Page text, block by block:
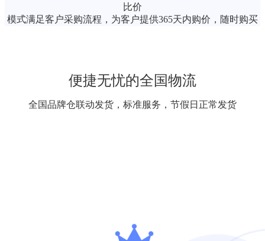
比价
模式满足客户采购流程，为客户提供365天内购价，随时购买
便捷无忧的全国物流
全国品牌仓联动发货，标准服务，节假日正常发货